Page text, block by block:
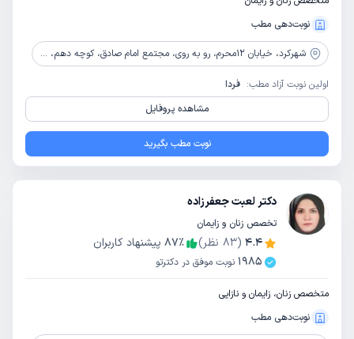
نوبت‌دهی مطب
شهرکرد، خیابان 12محرم، رو به روی، مجتمع امام صادق، کوچه دهم، مجتمع رازی، طبقه همکف
اولین نوبت آزاد مطب: فردا
مشاهده پروفایل
نوبت مطب بگیرید
دکتر لعبت جعفرزاده
تخصص زنان و زایمان
4.4
(
83 نظر) 87٪
پیشنهاد کاربران
1985 نوبت موفق در دکترتو
متخصص زنان، زایمان و نازایی
نوبت‌دهی مطب